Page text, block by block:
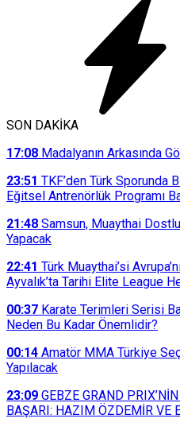
SON DAKİKA
17:08 Madalyanın Arkasında
23:51 TKF’den Türk Sporunda
Eğitsel Antrenörlük Programı
21:48 Samsun, Muaythai
Yapacak
22:41 Türk Muaythai’si
Ayvalık’ta Tarihi Elite League
00:37 Karate Terimleri Serisi
Neden Bu Kadar Önemlidir?
00:14 Amatör MMA Türkiye
Yapılacak
23:09 GEBZE GRAND
BAŞARI: HAZIM ÖZDEMİR VE